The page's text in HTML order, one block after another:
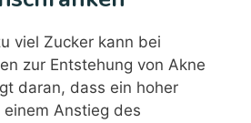
viel Zucker kann bei
zur Entstehung von Akne
daran, dass ein hoher
Anstieg des